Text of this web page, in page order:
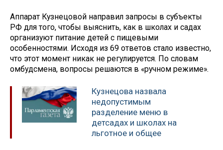
Аппарат Кузнецовой направил запросы в субъекты
РФ для того, чтобы выяснить, как в школах и садах
организуют питание детей с пищевыми
особенностями. Исходя из 69 ответов стало известно,
что этот момент никак не регулируется. По словам
омбудсмена, вопросы решаются в «ручном режиме».
Кузнецова назвала
недопустимым
разделение меню в
детсадах и школах на
льготное и общее